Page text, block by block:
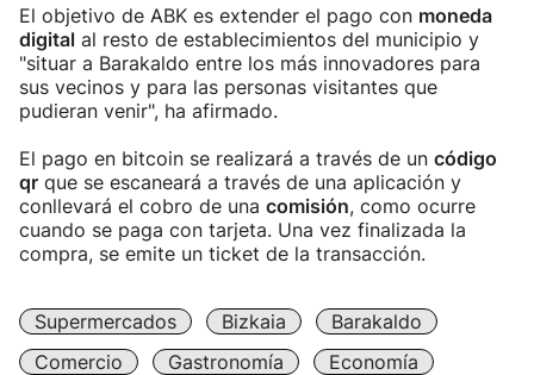
El objetivo de ABK es extender el pago con moneda
digital al resto de establecimientos del municipio y
"situar a Barakaldo entre los más innovadores para
sus vecinos y para las personas visitantes que
pudieran venir", ha afirmado.
El pago en bitcoin se realizará a través de un código
qr que se escaneará a través de una aplicación y
conllevará el cobro de una comisión, como ocurre
cuando se paga con tarjeta. Una vez finalizada la
compra, se emite un ticket de la transacción.
Supermercados Bizkaia
Barakaldo
Comercio
Gastronomía
Economía